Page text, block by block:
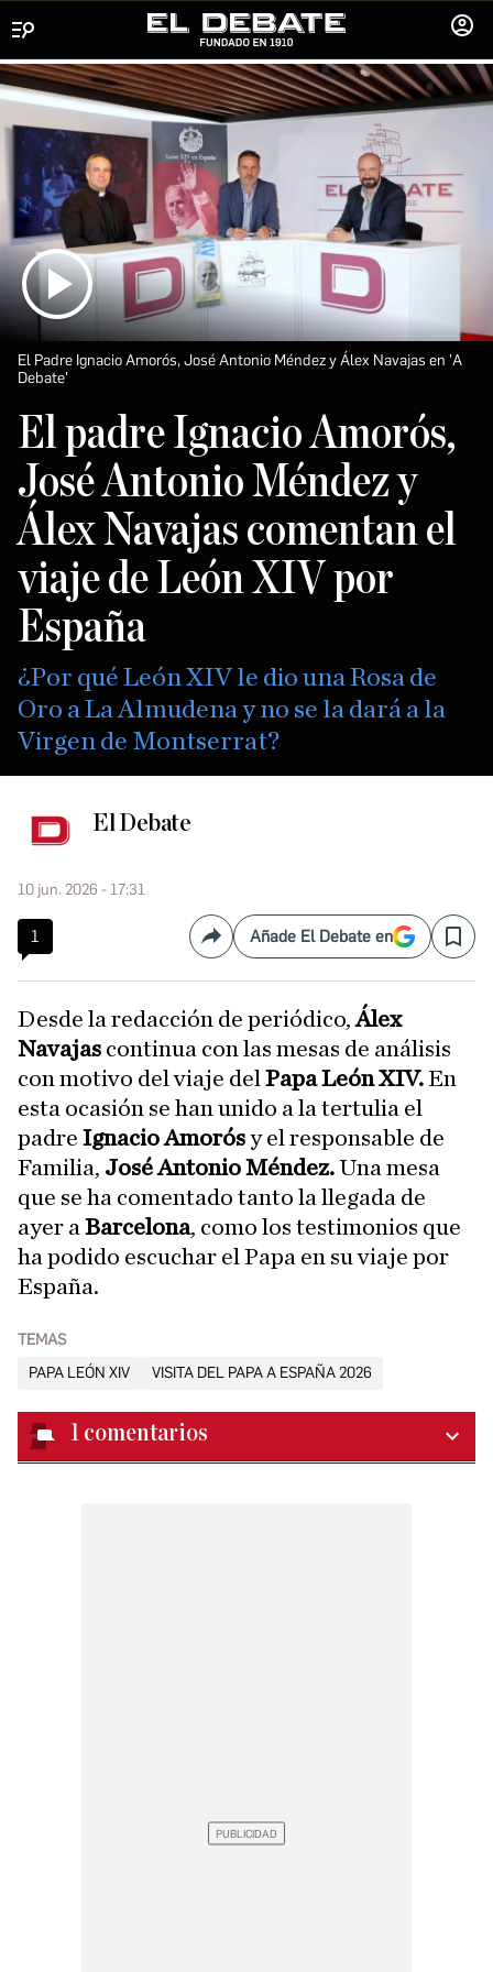
SESIÓN
El Padre Ignacio Amorós, José Antonio Méndez y Álex Navajas en 'A
Debate'
El padre Ignacio Amorós,
José Antonio Méndez y
Álex Navajas comentan el
viaje de León XIV por
España
¿Por qué León XIV le dio una Rosa de
Oro a La Almudena y no se la dará a la
Virgen de Montserrat?
El Debate
10 jun. 2026 - 17:31
1 CompartirAñade El Debate en Save
Desde la redacción de periódico,Álex
Navajas continua con las mesas de análisis
con motivo del viaje del Papa León XIV.En
esta ocasión se han unido a la tertulia el
padre Ignacio Amorósy el responsable de
Familia, José Antonio Méndez.Una mesa
que se ha comentado tanto la llegada de
ayer a Barcelona, como los testimonios que
ha podido escuchar el Papa en su viaje por
España.
TEMAS
PAPA LEÓN XIV
VISITA DEL PAPA A ESPAÑA 2026
1 comentarios